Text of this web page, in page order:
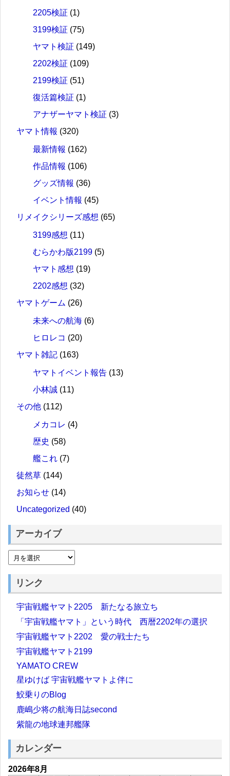
2205検証 (1)
3199検証 (75)
ヤマト検証 (149)
2202検証 (109)
2199検証 (51)
復活篇検証 (1)
アナザーヤマト検証 (3)
ヤマト情報 (320)
最新情報 (162)
作品情報 (106)
グッズ情報 (36)
イベント情報 (45)
リメイクシリーズ感想 (65)
3199感想 (11)
むらかわ版2199 (5)
ヤマト感想 (19)
2202感想 (32)
ヤマトゲーム (26)
未来への航海 (6)
ヒロレコ (20)
ヤマト雑記 (163)
ヤマトイベント報告 (13)
小林誠 (11)
その他 (112)
メカコレ (4)
歴史 (58)
艦これ (7)
徒然草 (144)
お知らせ (14)
Uncategorized (40)
アーカイブ
リンク
宇宙戦艦ヤマト2205 新たなる旅立ち
「宇宙戦艦ヤマト」という時代 西暦2202年の選択
宇宙戦艦ヤマト2202 愛の戦士たち
宇宙戦艦ヤマト2199
YAMATO CREW
星ゆけば 宇宙戦艦ヤマトよ伴に
鮫乗りのBlog
鹿嶋少将の航海日誌second
紫龍の地球連邦艦隊
カレンダー
2026年8月